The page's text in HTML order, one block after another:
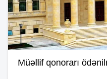
Müəllif qonorarı